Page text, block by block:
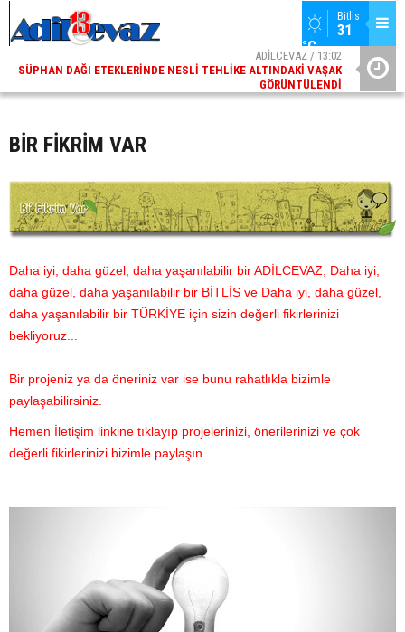
Bitlis
31
°C
ADİLCEVAZ / 13:02
SÜPHAN DAĞI ETEKLERINDE NESLI TEHLIKE ALTINDAKI VAŞAK
GÖRÜNTÜLENDI
ADİLCEVAZ / 09:10
ADILCEVAZ ESKI KAYMAKAMLARINDAN MUSTAFA ÇIFTÇI
İÇIŞLERI BAKANI OLDU
BİR FİKRİM VAR
Daha iyi, daha güzel, daha yaşanılabilir bir ADİLCEVAZ, Daha iyi,
daha güzel, daha yaşanılabilir bir BİTLİS ve Daha iyi, daha güzel,
daha yaşanılabilir bir TÜRKİYE için sizin değerli fikirlerinizi
bekliyoruz...
Bir projeniz ya da öneriniz var ise bunu rahatlıkla bizimle
paylaşabilirsiniz.
Hemen İletişim linkine tıklayıp projelerinizi, önerilerinizi ve çok
değerli fikirlerinizi bizimle paylaşın…